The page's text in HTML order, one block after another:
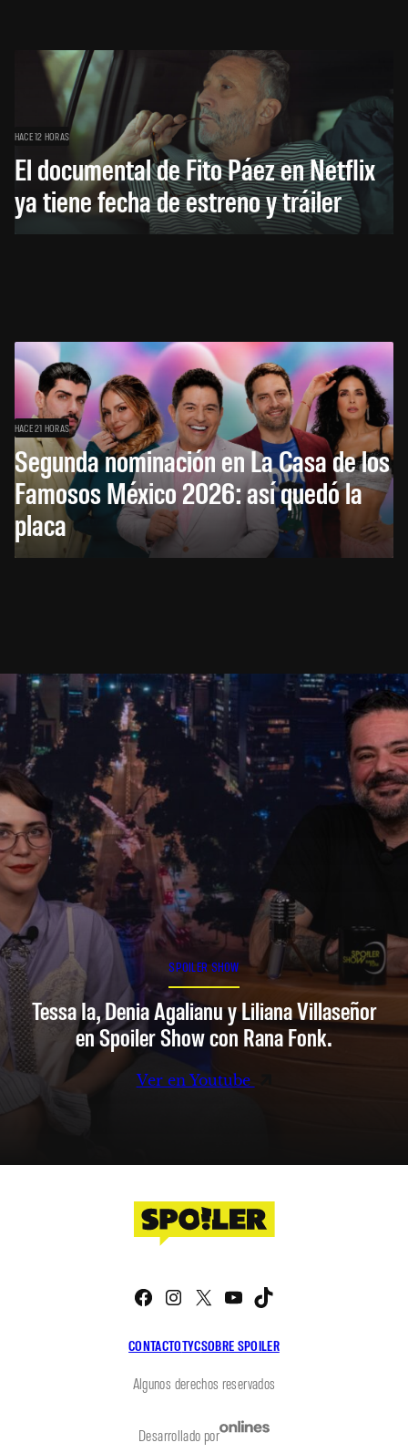
HACE 12 HORAS
El documental de Fito Páez en Netflix
ya tiene fecha de estreno y tráiler
HACE 21 HORAS
Segunda nominación en La Casa de los
Famosos México 2026: así quedó la
placa
SPOILER SHOW
Tessa Ia, Denia Agalianu y Liliana Villaseñor
en Spoiler Show con Rana Fonk.
Ver en Youtube
CONTACTOTYCSOBRE SPOILER
Facebook
Instagram
X YouTube
Algunos derechos reservados
Desarrollado por